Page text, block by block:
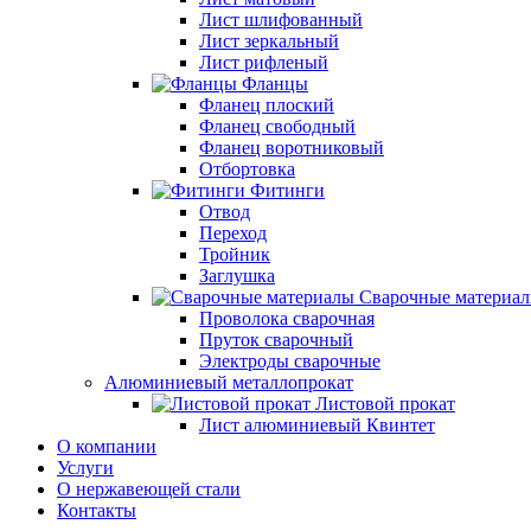
Лист шлифованный
Лист зеркальный
Лист рифленый
Фланцы
Фланец плоский
Фланец свободный
Фланец воротниковый
Отбортовка
Фитинги
Отвод
Переход
Тройник
Заглушка
Сварочные
Проволока сварочная
Пруток сварочный
Электроды сварочные
Алюминиевый металлопрокат
Листовой прокат
Лист алюминиевый Квинтет
О компании
Услуги
О нержавеющей стали
Контакты